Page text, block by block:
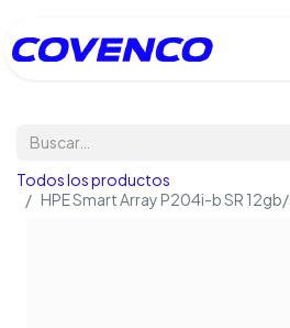
Todos los productos
HPE Smart Array P204i-b SR